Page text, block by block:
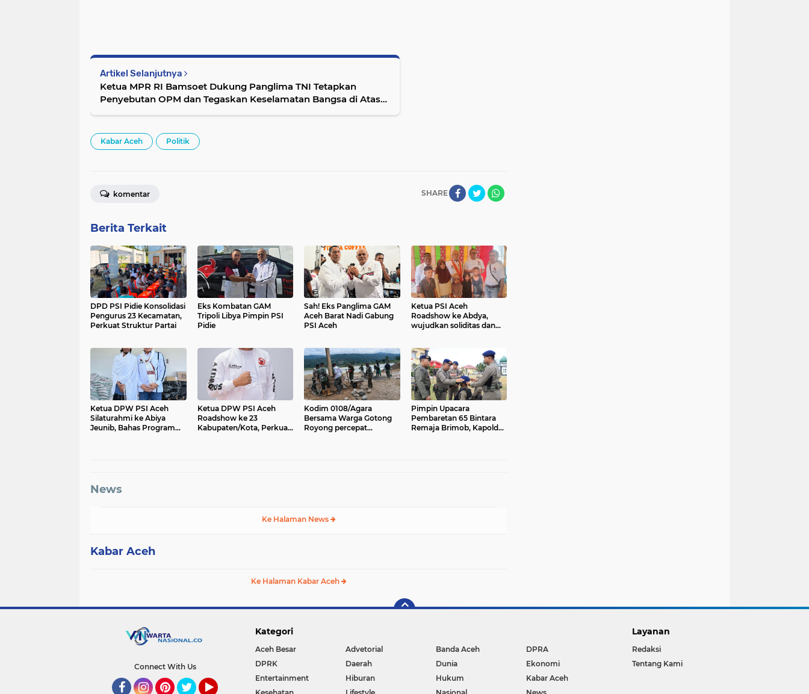
Artikel Selanjutnya
Ketua MPR RI Bamsoet Dukung Panglima TNI Tetapkan
Penyebutan OPM dan Tegaskan Keselamatan Bangsa di Atas
Kabar Aceh Politik
SHARE
komentar
Berita Terkait
DPD PSI Pidie Konsolidasi
Pengurus 23 Kecamatan,
Perkuat Struktur Partai
Eks Kombatan GAM
Tripoli Libya Pimpin PSI
Pidie
Sah! Eks Panglima GAM
Aceh Barat Nadi Gabung
PSI Aceh
Ketua PSI Aceh
Roadshow ke Abdya,
wujudkan soliditas dan
Ketua DPW PSI Aceh
Silaturahmi ke Abiya
Jeunib, Bahas Program
Ketua DPW PSI Aceh
Roadshow ke 23
Kabupaten/Kota, Perkuat
Kodim 0108/Agara
Bersama Warga Gotong
Royong percepat
Pimpin Upacara
Pembaretan 65 Bintara
Remaja Brimob, Kapolda
News
Ke Halaman News
Kabar Aceh
Ke Halaman Kabar Aceh
Connect With Us
Kategori
Aceh Besar Advetorial Banda Aceh
DPRA
DPRK
Daerah Dunia
Ekonomi
Entertainment
Hiburan Hukum
Kabar Aceh
Layanan
Redaksi
Tentang Kami